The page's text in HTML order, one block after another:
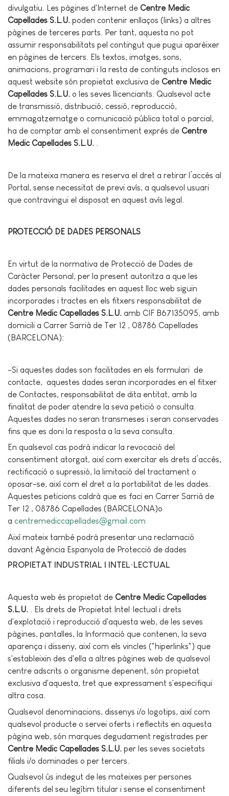
divulgatiu. Les pàgines d'Internet de Centre Medic
Capellades S.L.U. poden contenir enllaços (links) a altres
pàgines de terceres parts. Per tant, aquesta no pot
assumir responsabilitats pel contingut que pugui aparèixer
en pàgines de tercers. Els textos, imatges, sons,
animacions, programari i la resta de continguts inclosos en
aquest website són propietat exclusiva de Centre Medic
Capellades S.L.U. o les seves llicenciants. Qualsevol acte
de transmissió, distribució, cessió, reproducció,
emmagatzematge o comunicació pública total o parcial,
ha de comptar amb el consentiment exprés de Centre
Medic Capellades S.L.U.
De la mateixa manera es reserva el dret a retirar l’accés al
Portal, sense necessitat de previ avís, a qualsevol usuari
que contravingui el disposat en aquest avís legal.
PROTECCIÓ DE DADES PERSONALS
En virtut de la normativa de Protecció de Dades de
Caràcter Personal, per la present autoritza a que les
dades personals facilitades en aquest lloc web siguin
incorporades i tractes en els fitxers responsabilitat de
Centre Medic Capellades S.L.U. amb CIF B67135095, amb
domicili a Carrer Sarrià de Ter 12 , 08786 Capellades
(BARCELONA):
-Si aquestes dades son facilitades en els formulari de
contacte, aquestes dades seran incorporades en el fitxer
de Contactes, responsabilitat de dita entitat, amb la
finalitat de poder atendre la seva petició o consulta.
Aquestes dades no seran transmeses i seran conservades
fins que es doni la resposta a la seva consulta.
En qualsevol cas podrà indicar la revocació del
consentiment atorgat, així com exercitar els drets d’accés,
rectificació o supressió, la limitació del tractament o
oposar-se, així com el dret a la portabilitat de les dades.
Aquestes peticions caldrà que es faci en Carrer Sarrià de
Ter 12 , 08786 Capellades (BARCELONA)o
a centremediccapellades@gmail.com
Així mateix també podrà presentar una reclamació
davant Agència Espanyola de Protecció de dades
PROPIETAT INDUSTRIAL I INTEL·LECTUAL
Aquesta web és propietat de Centre Medic Capellades
S.L.U. . Els drets de Propietat Intel·lectual i drets
d'explotació i reproducció d'aquesta web, de les seves
pàgines, pantalles, la Informació que contenen, la seva
aparença i disseny, així com els vincles ("hiperlinks") que
s'estableixin des d'ella a altres pàgines web de qualsevol
centre adscrits o organisme depenent, són propietat
exclusiva d'aquesta, tret que expressament s'especifiqui
altra cosa.
Qualsevol denominacions, dissenys i/o logotips, així com
qualsevol producte o servei oferts i reflectits en aquesta
pàgina web, són marques degudament registrades per
Centre Medic Capellades S.L.U. per les seves societats
filials i/o dominades o per tercers.
Qualsevol ús indegut de les mateixes per persones
diferents del seu legítim titular i sense el consentiment